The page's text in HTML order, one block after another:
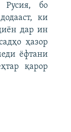
Русия, бо
ки
дар ин
ҳазор
ёфтани
қарор